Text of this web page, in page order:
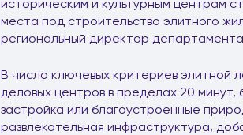
историческим и культурным центрам
места под строительство элитного
региональный директор
В число ключевых критериев элитной
деловых центров в пределах 20
застройка или благоустроенные
развлекательная инфраструктура,